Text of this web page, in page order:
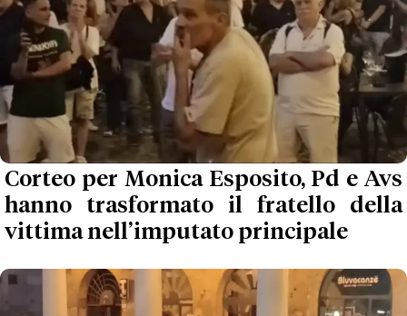
Corteo per Monica Esposito, Pd e Avs
hanno trasformato il fratello della
vittima nell’imputato principale